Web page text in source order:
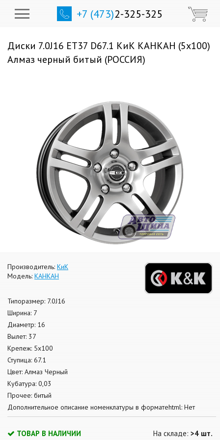
+7 (473)2-325-325
Диски 7.0J16 ET37 D67.1 КиК КАНКАН (5x100)
Алмаз черный битый (РОССИЯ)
Производитель: КиК
Модель: КАНКАН
Типоразмер: 7.0J16
Ширина: 7
Диаметр: 16
Вылет: 37
Крепеж: 5x100
Ступица: 67.1
Цвет: Алмаз Черный
Кубатура: 0,03
Прочее: битый
Дополнительное описание номенклатуры в форматеhtml: Нет
ТОВАР В НАЛИЧИИ На складе: >4 шт.